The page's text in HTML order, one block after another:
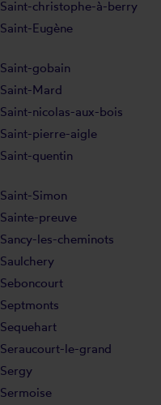
Saint-christophe-à-berry
Saint-Eugène
Saint-gobain
Saint-Mard
Saint-nicolas-aux-bois
Saint-pierre-aigle
Saint-quentin
Saint-Simon
Sainte-preuve
Sancy-les-cheminots
Saulchery
Seboncourt
Septmonts
Sequehart
Seraucourt-le-grand
Sergy
Sermoise